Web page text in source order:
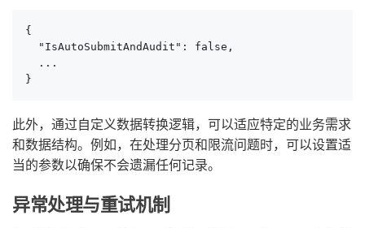
{
  "IsAutoSubmitAndAudit": false,
  ...
}
此外，通过自定义数据转换逻辑，可以适应特定的业务需求
和数据结构。例如，在处理分页和限流问题时，可以设置适
当的参数以确保不会遗漏任何记录。
异常处理与重试机制